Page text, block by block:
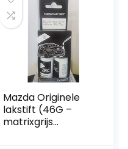
Mazda Originele
lakstift (46G –
matrixgrijs